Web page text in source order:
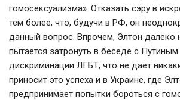
гомосексуализма». Отказать сэру в
тем более, что, будучи в РФ, он
данный вопрос. Впрочем, Элтон далеко
пытается затронуть в беседе с
дискриминации ЛГБТ, что не дает
приносит это успеха и в Украине, где
предпринимает попытки бороться с